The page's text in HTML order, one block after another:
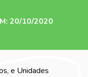
20/10/2020
e Unidades